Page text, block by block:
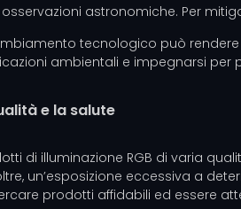
astronomiche. Per
tecnologico può
ambientali e impegnarsi per
e la salute
di illuminazione RGB di varia
un’esposizione eccessiva a
prodotti affidabili ed essere